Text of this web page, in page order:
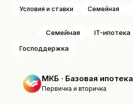
Условия и ставки Семейная
Семейная IT-ипотека
Господдержка
МКБ · Базовая ипотека
Первичка и вторичка